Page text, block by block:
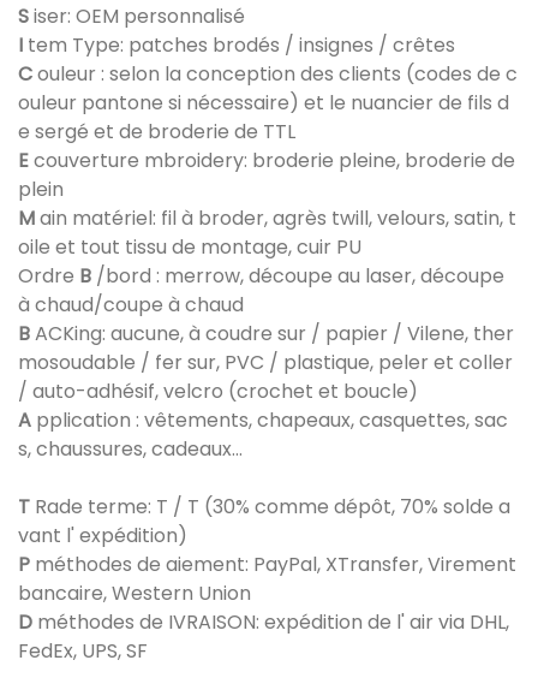
Siser: OEM personnalisé
I tem Type: patches brodés / insignes / crêtes
Couleur : selon la conception des clients (codes de c
ouleur pantone si nécessaire) et le nuancier de fils d
e sergé et de broderie de TTL
Ecouverture mbroidery: broderie pleine, broderie de
plein
Main matériel: fil à broder, agrès twill, velours, satin, t
oile et tout tissu de montage, cuir PU
Ordre B /bord : merrow, découpe au laser, découpe
à chaud/coupe à chaud
BACKing: aucune, à coudre sur / papier / Vilene, ther
mosoudable / fer sur, PVC / plastique, peler et coller
/ auto-adhésif, velcro (crochet et boucle)
A pplication : vêtements, chapeaux, casquettes, sac
s, chaussures, cadeaux...
T Rade terme: T / T (30% comme dépôt, 70% solde a
vant l' expédition)
P méthodes de aiement: PayPal, XTransfer, Virement
bancaire, Western Union
D méthodes de IVRAISON: expédition de l' air via DHL,
FedEx, UPS, SF